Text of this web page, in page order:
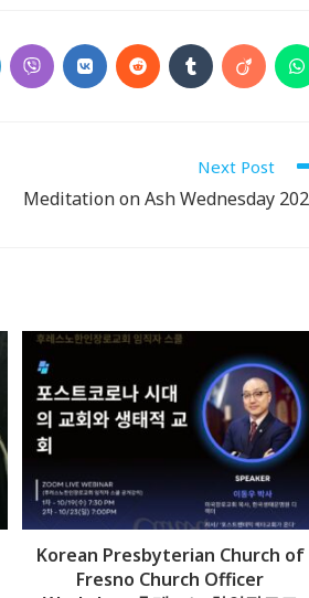
Opens
in
Opens
in
Opens
in
Opens
in
Opens
in in
Next Post
Meditation on Ash Wednesday
Korean Presbyterian Church of
Fresno Church Officer
Follow @RevDongwoo